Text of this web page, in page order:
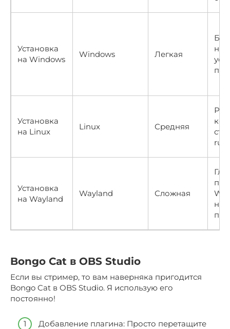
Установка
на Windows
Windows Легкая
Установка
на Linux
Linux Средняя
Установка
на Wayland
Wayland Сложная
Bongo Cat в OBS Studio
Если вы стример, то вам наверняка пригодится
Bongo Cat в OBS Studio. Я использую его
постоянно!
Добавление плагина: Просто перетащите